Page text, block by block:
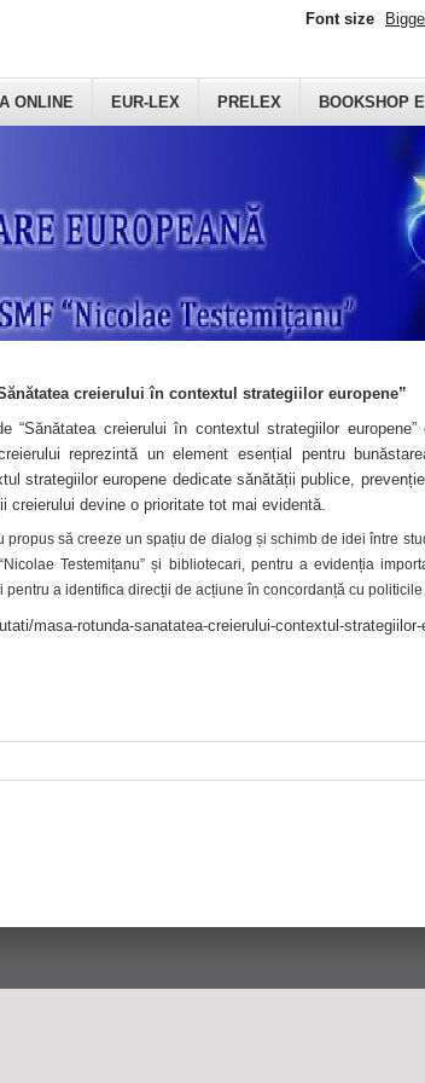
ONLINE EUR-LEX PRELEX BOOKSHOP
Font size
creierului în contextul strategiilor europene”
“Sănătatea creierului în contextul strategiilor
reprezintă un element esențial pentru
strategiilor europene dedicate sănătății publice,
creierului devine o prioritate tot mai evidentă.
să creeze un spațiu de dialog și schimb de idei între
Testemițanu” și bibliotecari, pentru a evidenția
a identifica direcții de acțiune în concordanță cu
masa-rotunda-sanatatea-creierului-contextul-strategiilor-